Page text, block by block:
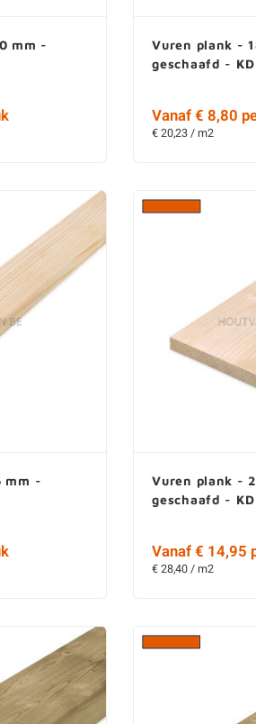
mm -
Vuren plank -
geschaafd - KD
Vanaf € 8,80
€ 20,23 / m2
mm -
Vuren plank -
geschaafd - KD
Vanaf € 14,95
€ 28,40 / m2